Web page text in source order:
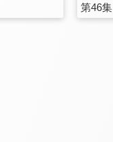
第46集